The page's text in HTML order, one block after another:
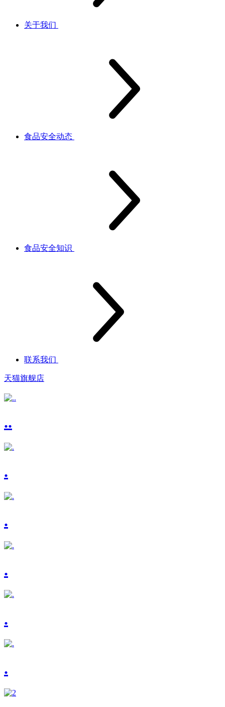
关于我们
食品安全动态
食品安全知识
联系我们
天猫旗舰店
..
.
.
.
.
.